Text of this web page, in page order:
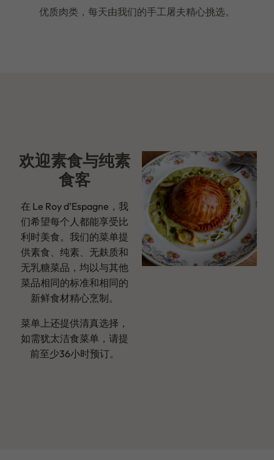
优质肉类，每天由我们的手工屠夫精心挑选。
欢迎素食与纯素
食客
在 Le Roy d’Espagne，我
们希望每个人都能享受比
利时美食。我们的菜单提
供素食、纯素、无麸质和
无乳糖菜品，均以与其他
菜品相同的标准和相同的
新鲜食材精心烹制。
菜单上还提供清真选择，
如需犹太洁食菜单，请提
前至少36小时预订。